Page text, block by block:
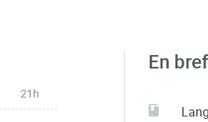
21h
En bref